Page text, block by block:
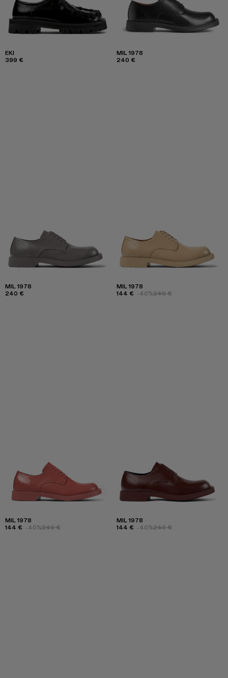
EKI
399 €
MIL 1978
240 €
MIL 1978
240 €
MIL 1978
144 € -40%240 €
MIL 1978
144 € -40%240 €
MIL 1978
144 € -40%240 €